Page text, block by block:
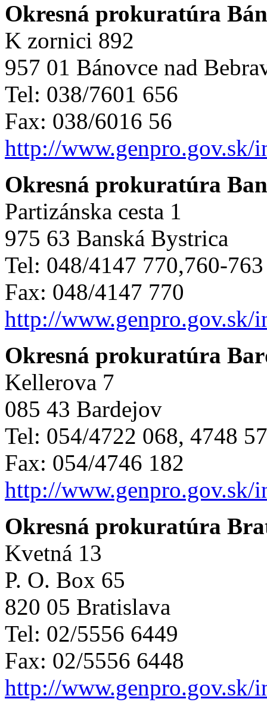
Okresná prokuratúra
K zornici 892
957 01 Bánovce nad
Tel: 038/7601 656
Fax: 038/6016 56
http://www.genpro.gov.sk/
Okresná prokuratúra
Partizánska cesta 1
975 63 Banská Bystrica
Tel: 048/4147 770,760-763
Fax: 048/4147 770
http://www.genpro.gov.sk/
Okresná prokuratúra
Kellerova 7
085 43 Bardejov
Tel: 054/4722 068, 4748
Fax: 054/4746 182
http://www.genpro.gov.sk/
Okresná prokuratúra
Kvetná 13
P. O. Box 65
820 05 Bratislava
Tel: 02/5556 6449
Fax: 02/5556 6448
http://www.genpro.gov.sk/